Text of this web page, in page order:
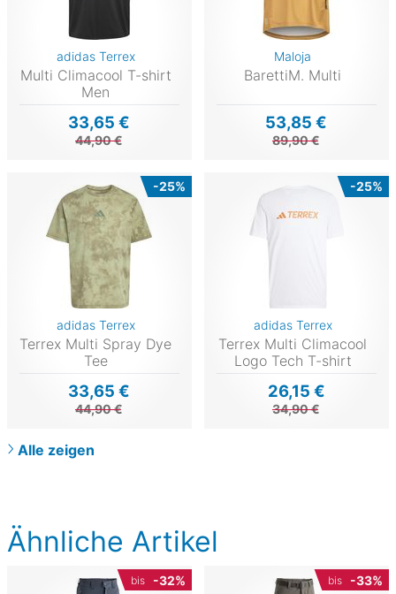
Ähnliche Artikel
bis -32% bis -33%
adidas Terrex
Multi Climacool T-shirt
Men
33,65 €
44,90 €
Maloja
BarettiM. Multi
53,85 €
89,90 €
-25%
adidas Terrex
Terrex Multi Spray Dye
Tee
33,65 €
44,90 €
-25%
adidas Terrex
Terrex Multi Climacool
Logo Tech T-shirt
26,15 €
34,90 €
Alle zeigen